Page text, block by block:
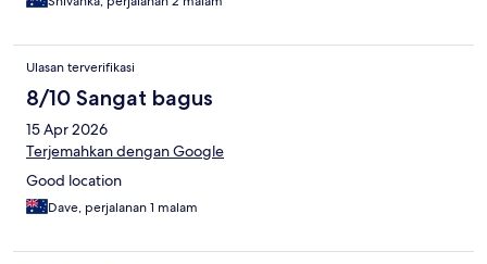
Ulasan terverifikasi
8/10 Sangat bagus
15 Apr 2026
Terjemahkan dengan Google
Good location
Dave, perjalanan 1 malam